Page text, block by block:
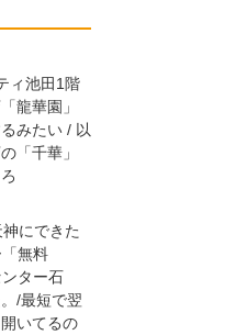
ィ池田1階
龍華園」
みたい / 以
「千華」
にできた
無料
ター石
/最短で翌
いてるの